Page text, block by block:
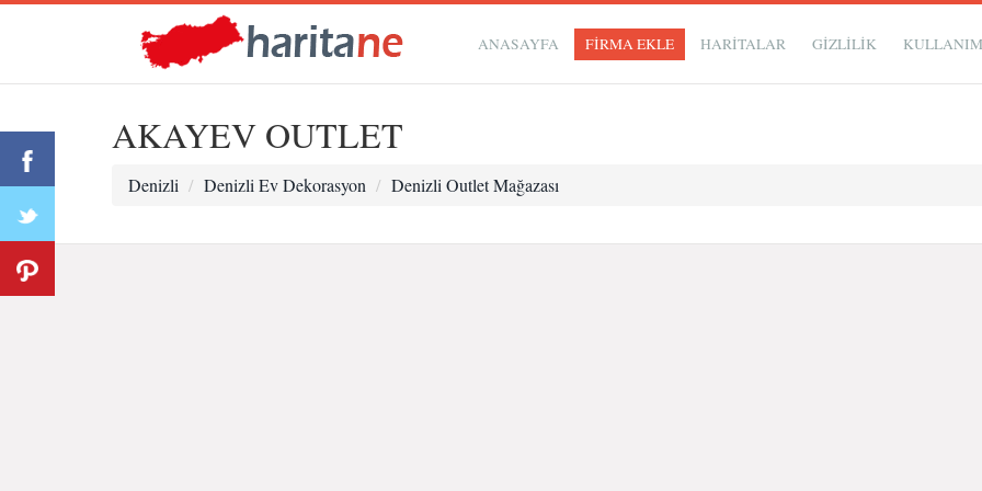
ANASAYFA FİRMA EKLE HARİTALAR GIZLILIK
AKAYEV OUTLET
Denizli Denizli Ev Dekorasyon Denizli Outlet Mağazası